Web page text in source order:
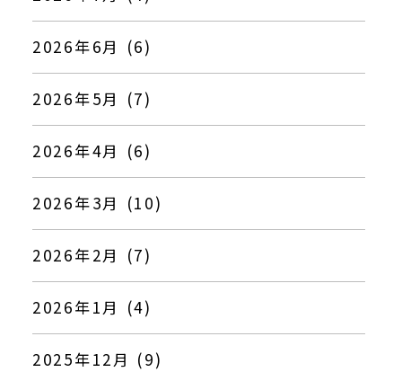
2026年6月 (6)
2026年5月 (7)
2026年4月 (6)
2026年3月 (10)
2026年2月 (7)
2026年1月 (4)
2025年12月 (9)